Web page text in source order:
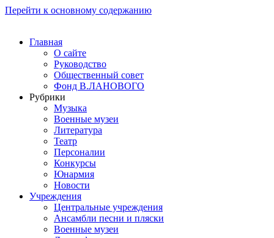
Перейти к основному содержанию
Главная
О сайте
Руководство
Общественный совет
Фонд В.ЛАНОВОГО
Рубрики
Музыка
Военные музеи
Литература
Театр
Персоналии
Конкурсы
Юнармия
Новости
Учреждения
Центральные учреждения
Ансамбли песни и пляски
Военные музеи